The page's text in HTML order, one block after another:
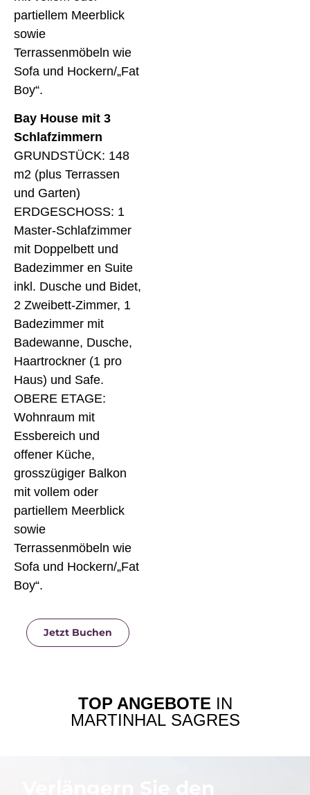
partiellem Meerblick
sowie
Terrassenmöbeln wie
Sofa und Hockern/„Fat
Boy“.
Bay House mit 3
Schlafzimmern
GRUNDSTÜCK: 148
m2 (plus Terrassen
und Garten)
ERDGESCHOSS: 1
Master-Schlafzimmer
mit Doppelbett und
Badezimmer en Suite
inkl. Dusche und Bidet,
2 Zweibett-Zimmer, 1
Badezimmer mit
Badewanne, Dusche,
Haartrockner (1 pro
Haus) und Safe.
OBERE ETAGE:
Wohnraum mit
Essbereich und
offener Küche,
grosszügiger Balkon
mit vollem oder
partiellem Meerblick
sowie
Terrassenmöbeln wie
Sofa und Hockern/„Fat
Boy“.
Jetzt Buchen
TOP ANGEBOTE IN
MARTINHAL SAGRES